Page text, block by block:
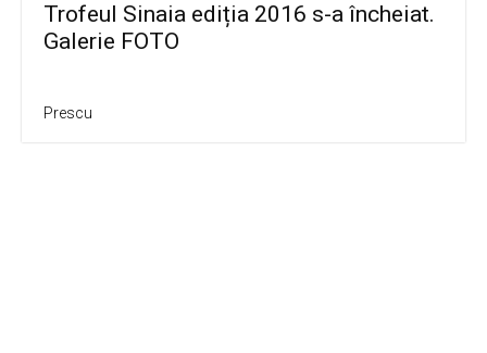
Trofeul Sinaia ediția 2016 s-a încheiat.
Galerie FOTO
Prescu